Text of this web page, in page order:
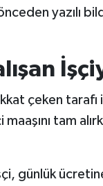
yazılı
çeken
tam
günlük